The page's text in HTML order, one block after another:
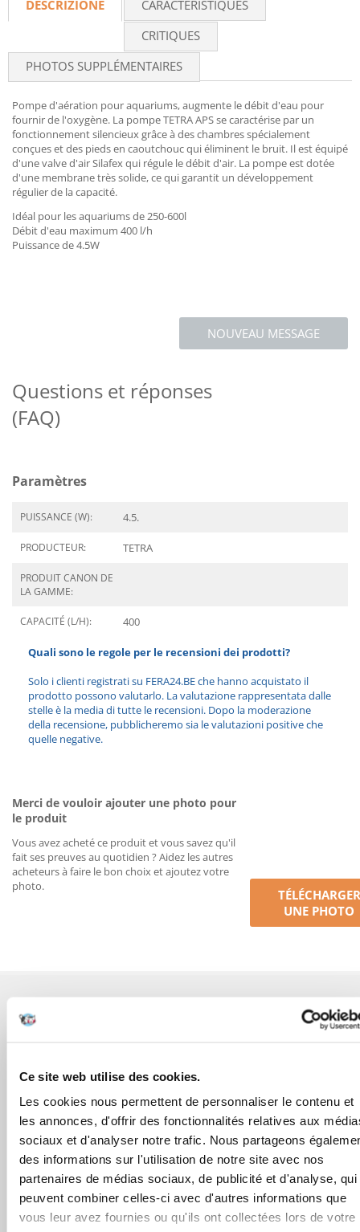
Ce site web utilise des cookies.
Les cookies nous permettent de personnaliser le contenu et
les annonces, d'offrir des fonctionnalités relatives aux
sociaux et d'analyser notre trafic. Nous partageons
des informations sur l'utilisation de notre site avec nos
partenaires de médias sociaux, de publicité et d'analyse, qui
peuvent combiner celles-ci avec d'autres informations que
vous leur avez fournies ou qu'ils ont collectées lors de votre
DESCRIZIONE
CARACTÉRISTIQUES
CRITIQUES
PHOTOS SUPPLÉMENTAIRES
Pompe d'aération pour aquariums, augmente le débit d'eau pour
fournir de l'oxygène. La pompe TETRA APS se caractérise par un
fonctionnement silencieux grâce à des chambres spécialement
conçues et des pieds en caoutchouc qui éliminent le bruit. Il est équipé
d'une valve d'air Silafex qui régule le débit d'air. La pompe est dotée
d'une membrane très solide, ce qui garantit un développement
régulier de la capacité.
Idéal pour les aquariums de 250-600l
Débit d'eau maximum 400 l/h
Puissance de 4.5W
NOUVEAU MESSAGE
Questions et réponses
(FAQ)
Paramètres
PUISSANCE (W): 4.5.
PRODUCTEUR: TETRA
PRODUIT CANON DE
LA GAMME:
CAPACITÉ (L/H): 400
Quali sono le regole per le recensioni dei prodotti?
Solo i clienti registrati su FERA24.BE che hanno acquistato il
prodotto possono valutarlo. La valutazione rappresentata dalle
stelle è la media di tutte le recensioni. Dopo la moderazione
della recensione, pubblicheremo sia le valutazioni positive che
quelle negative.
Merci de vouloir ajouter une photo pour
le produit
Vous avez acheté ce produit et vous savez qu'il
fait ses preuves au quotidien ? Aidez les autres
acheteurs à faire le bon choix et ajoutez votre
photo.
TÉLÉCHARGER
UNE PHOTO
APPRENEZ À NOUS CONNAÎTRE